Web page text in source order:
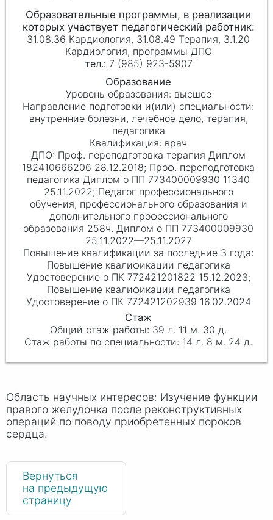
31.08.36 Кардиология, 31.08.49 Терапия, 3.1.20
Кардиология, программы ДПО
7 (985) 923-5907
высшее
внутренние болезни, лечебное дело, терапия,
педагогика
врач
Проф. переподготовка терапия Диплом
182410666206 28.12.2018; Проф. переподготовка
педагогика Диплом о ПП 773400009930 11340
25.11.2022; Педагог профессионального
обучения, профессионального образования и
дополнительного профессионального
образования 258ч. Диплом о ПП 773400009930
25.11.2022—25.11.2027
Повышение квалификации педагогика
Удостоверение о ПК 772421201822 15.12.2023;
Повышение квалификации педагогика
Удостоверение о ПК 772421202939 16.02.2024
39 л. 11 м. 30 д.
14 л. 8 м. 24 д.
Область научных интересов: Изучение функции
правого желудочка после реконструктивных
операций по поводу приобретенных пороков
сердца.
Вернуться
на предыдущую
страницу